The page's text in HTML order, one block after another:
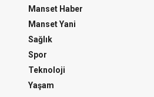
Manset Haber
Manset Yani
Sağlık
Spor
Teknoloji
Yaşam